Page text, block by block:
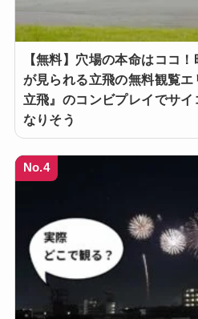
【無料】穴場の本命はココ
が見られる立飛の無料観覧エ
立飛』のコンビプレイでサ
なりそう
No.4